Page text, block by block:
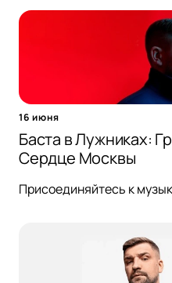
16 июня
Баста в Лужниках:
Сердце Москвы
Присоединяйтесь к